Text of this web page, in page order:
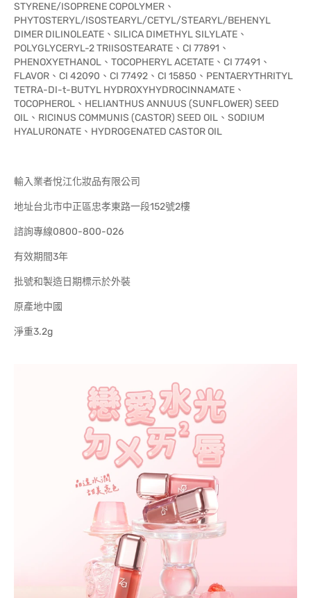
STYRENE/ISOPRENE COPOLYMER、
PHYTOSTERYL/ISOSTEARYL/CETYL/STEARYL/BEHENYL
DIMER DILINOLEATE、SILICA DIMETHYL SILYLATE、
POLYGLYCERYL-2 TRIISOSTEARATE、CI 77891、
PHENOXYETHANOL、TOCOPHERYL ACETATE、CI 77491、
FLAVOR、CI 42090、CI 77492、CI 15850、PENTAERYTHRITYL
TETRA-DI-t-BUTYL HYDROXYHYDROCINNAMATE、
TOCOPHEROL、HELIANTHUS ANNUUS (SUNFLOWER) SEED
OIL、RICINUS COMMUNIS (CASTOR) SEED OIL、SODIUM
HYALURONATE、HYDROGENATED CASTOR OIL
輸入業者悅江化妝品有限公司
地址台北市中正區忠孝東路一段152號2樓
諮詢專線0800-800-026
有效期間3年
批號和製造日期標示於外裝
原產地中國
淨重3.2g